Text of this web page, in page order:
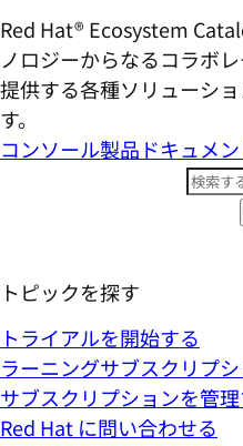
Red Hat® Ecosystem
ノロジーからなるコラボ
提供する各種ソリューシ
す。
コンソール製品ドキュメン
トピックを探す
トライアルを開始する
ラーニングサブスクリプ
サブスクリプションを管
Red Hat に問い合わせる